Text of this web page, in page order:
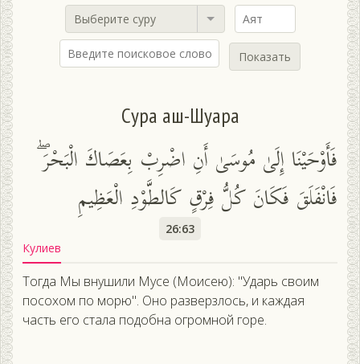
Выберите суру
Показать
Сура аш-Шуара
فَأَوْحَيْنَا إِلَىٰ مُوسَىٰ أَنِ اضْرِبْ بِعَصَاكَ الْبَحْرَ ۖ
فَانْفَلَقَ فَكَانَ كُلُّ فِرْقٍ كَالطَّوْدِ الْعَظِيمِ
26:63
Кулиев
Тогда Мы внушили Мусе (Моисею): "Ударь своим
посохом по морю". Оно разверзлось, и каждая
часть его стала подобна огромной горе.